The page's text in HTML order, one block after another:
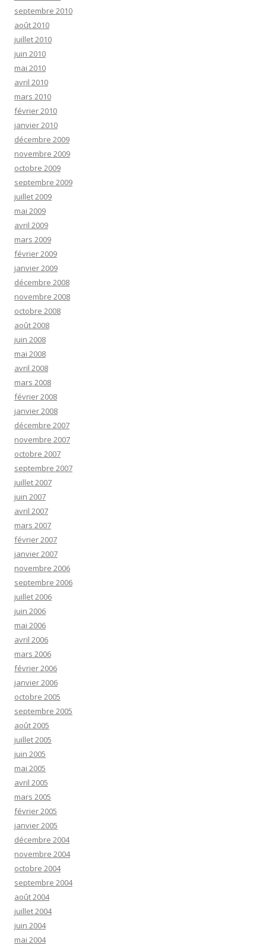
septembre 2010
août 2010
juillet 2010
juin 2010
mai 2010
avril 2010
mars 2010
février 2010
janvier 2010
décembre 2009
novembre 2009
octobre 2009
septembre 2009
juillet 2009
mai 2009
avril 2009
mars 2009
février 2009
janvier 2009
décembre 2008
novembre 2008
octobre 2008
août 2008
juin 2008
mai 2008
avril 2008
mars 2008
février 2008
janvier 2008
décembre 2007
novembre 2007
octobre 2007
septembre 2007
juillet 2007
juin 2007
avril 2007
mars 2007
février 2007
janvier 2007
novembre 2006
septembre 2006
juillet 2006
juin 2006
mai 2006
avril 2006
mars 2006
février 2006
janvier 2006
octobre 2005
septembre 2005
août 2005
juillet 2005
juin 2005
mai 2005
avril 2005
mars 2005
février 2005
janvier 2005
décembre 2004
novembre 2004
octobre 2004
septembre 2004
août 2004
juillet 2004
juin 2004
mai 2004